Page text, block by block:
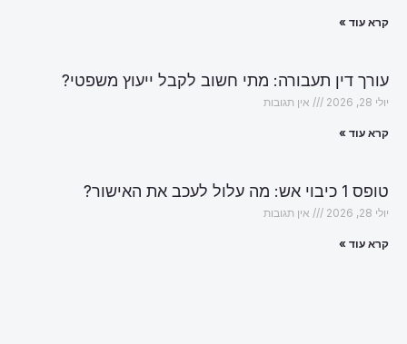
קרא עוד »
עורך דין תעבורה: מתי חשוב לקבל ייעוץ משפטי?
יולי 28, 2026 אין תגובות
קרא עוד »
טופס 1 כיבוי אש: מה עלול לעכב את האישור?
יולי 28, 2026 אין תגובות
קרא עוד »